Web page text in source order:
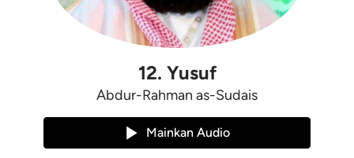
12. Yusuf
Abdur-Rahman as-Sudais
Mainkan Audio